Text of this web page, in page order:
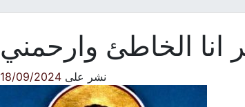
انا الخاطئ وارحمني
نشر على 18/09/2024